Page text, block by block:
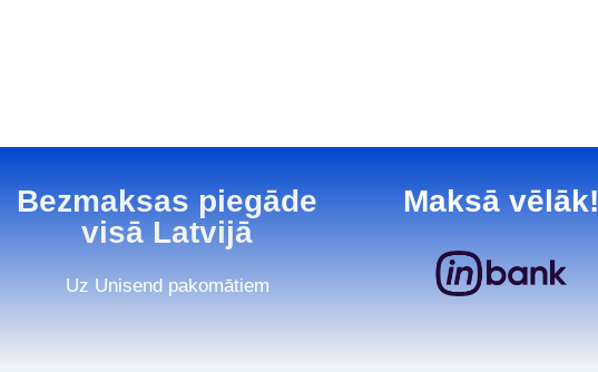
Bezmaksas piegāde
visā Latvijā
Uz Unisend pakomātiem
Maksā vēlāk!